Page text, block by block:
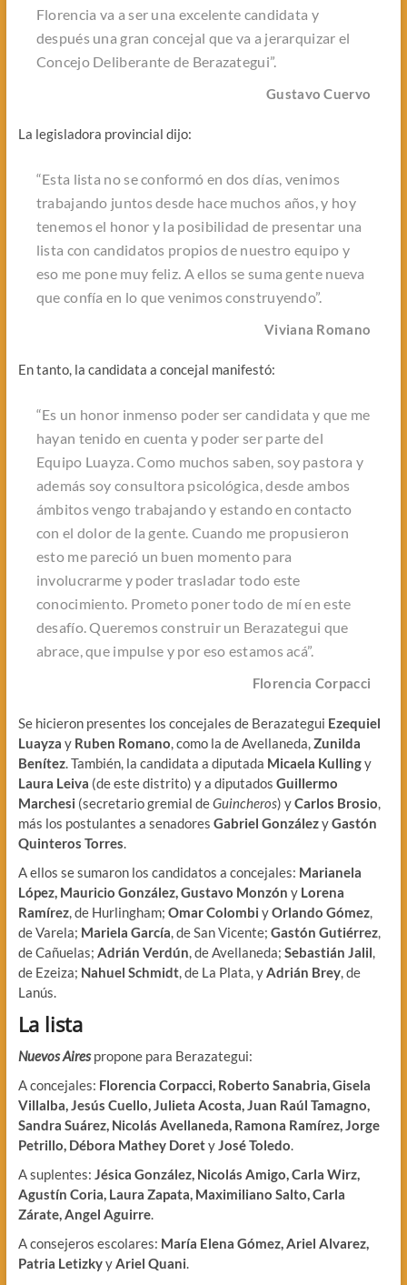
Florencia va a ser una excelente candidata y
después una gran concejal que va a jerarquizar el
Concejo Deliberante de Berazategui”.
Gustavo Cuervo
La legisladora provincial dijo:
“Esta lista no se conformó en dos días, venimos
trabajando juntos desde hace muchos años, y hoy
tenemos el honor y la posibilidad de presentar una
lista con candidatos propios de nuestro equipo y
eso me pone muy feliz. A ellos se suma gente nueva
que confía en lo que venimos construyendo”.
Viviana Romano
En tanto, la candidata a concejal manifestó:
“Es un honor inmenso poder ser candidata y que me
hayan tenido en cuenta y poder ser parte del
Equipo Luayza. Como muchos saben, soy pastora y
además soy consultora psicológica, desde ambos
ámbitos vengo trabajando y estando en contacto
con el dolor de la gente. Cuando me propusieron
esto me pareció un buen momento para
involucrarme y poder trasladar todo este
conocimiento. Prometo poner todo de mí en este
desafío. Queremos construir un Berazategui que
abrace, que impulse y por eso estamos acá”.
Florencia Corpacci
Se hicieron presentes los concejales de Berazategui Ezequiel
Luayza y Ruben Romano, como la de Avellaneda,Zunilda
Benítez. También, la candidata a diputada Micaela Kullingy
Laura Leiva (de este distrito) y a diputados Guillermo
Marchesi (secretario gremial deGuincheros) yCarlos Brosio,
más los postulantes a senadores Gabriel GonzálezyGastón
Quinteros Torres.
A ellos se sumaron los candidatos a concejales: Marianela
López, Mauricio González, Gustavo Monzón y Lorena
Ramírez, de Hurlingham; Omar Colombi yOrlando Gómez,
de Varela; Mariela García, de San Vicente; Gastón Gutiérrez,
de Cañuelas; Adrián Verdún, de Avellaneda; Sebastián Jalil,
de Ezeiza; Nahuel Schmidt, de La Plata, yAdrián Brey, de
Lanús.
La lista
Nuevos Airespropone para Berazategui:
A concejales: Florencia Corpacci, Roberto Sanabria, Gisela
Villalba, Jesús Cuello, Julieta Acosta, Juan Raúl Tamagno,
Sandra Suárez, Nicolás Avellaneda, Ramona Ramírez, Jorge
Petrillo, Débora Mathey DoretyJosé Toledo.
A suplentes: Jésica González, Nicolás Amigo, Carla Wirz,
Agustín Coria, Laura Zapata, Maximiliano Salto, Carla
Zárate, Angel Aguirre.
A consejeros escolares: María Elena Gómez, Ariel Alvarez,
Patria LetizkyyAriel Quani.